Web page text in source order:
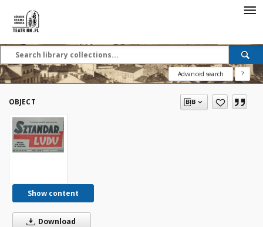
Advanced search ?
OBJECT
Show content
Download